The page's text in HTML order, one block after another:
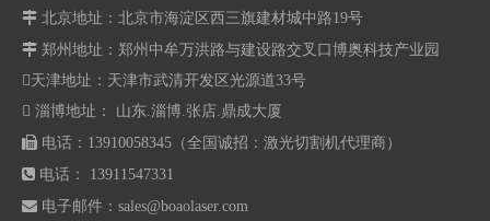
 北京地址：北京市海淀区西三旗建材城中路19号
 郑州地址： 郑州中牟万洪路与建设路交叉口博奥科技产业园
天津地址：天津市武清开发区光源道33号
 淄博地址： 山东.淄博.张店.鼎成大厦
 电话：13910058345（全国诚招：激光切割机代理商）
 电话： 13911547331
 电子邮件： sales@boaolaser.com